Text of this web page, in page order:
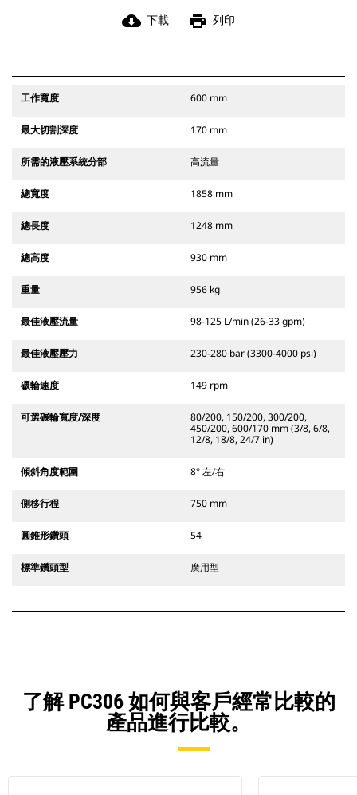
cloud_download 下載 print 列印
工作寬度 600 mm
最大切割深度 170 mm
所需的液壓系統分部 高流量
總寬度 1858 mm
總長度 1248 mm
總高度 930 mm
重量 956 kg
最佳液壓流量 98-125 L/min (26-33 gpm)
最佳液壓壓力 230-280 bar (3300-4000 psi)
碾輪速度 149 rpm
可選碾輪寬度/深度
80/200, 150/200, 300/200,
450/200, 600/170 mm (3/8, 6/8,
12/8, 18/8, 24/7 in)
傾斜角度範圍 8° 左/右
側移行程 750 mm
圓錐形鑽頭 54
標準鑽頭型 廣用型
了解 PC306 如何與客戶經常比較的
產品進行比較。